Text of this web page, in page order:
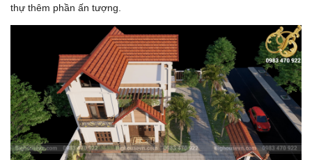
thự thêm phần ấn tượng.